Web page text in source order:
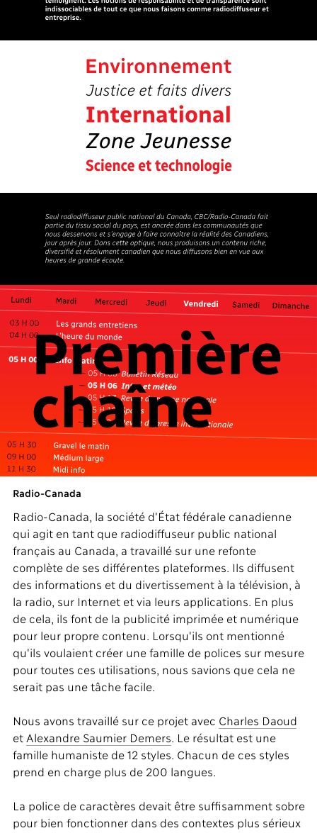
Radio-Canada
Radio-Canada, la société d'État fédérale canadienne
qui agit en tant que radiodiffuseur public national
français au Canada, a travaillé sur une refonte
complète de ses différentes plateformes. Ils diffusent
des informations et du divertissement à la télévision, à
la radio, sur Internet et via leurs applications. En plus
de cela, ils font de la publicité imprimée et numérique
pour leur propre contenu. Lorsqu'ils ont mentionné
qu'ils voulaient créer une famille de polices sur mesure
pour toutes ces utilisations, nous savions que cela ne
serait pas une tâche facile.
Nous avons travaillé sur ce projet avec Charles Daoud
et Alexandre Saumier Demers. Le résultat est une
famille humaniste de 12 styles. Chacun de ces styles
prend en charge plus de 200 langues.
La police de caractères devait être suffisamment sobre
pour bien fonctionner dans des contextes plus sérieux